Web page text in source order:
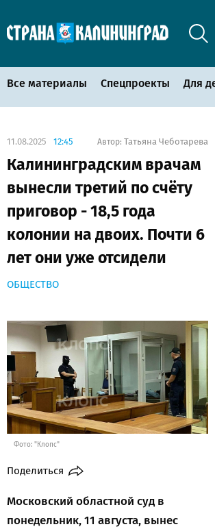
Все материалы Спецпроекты Для
11.08.2025 12:45 Автор: Татьяна Чеботарева
Калининградским врачам
вынесли третий по счёту
приговор - 18,5 года
колонии на двоих. Почти 6
лет они уже отсидели
ОБЩЕСТВО
Фото: "Клопс"
Поделиться
Московский областной суд в
понедельник, 11 августа, вынес